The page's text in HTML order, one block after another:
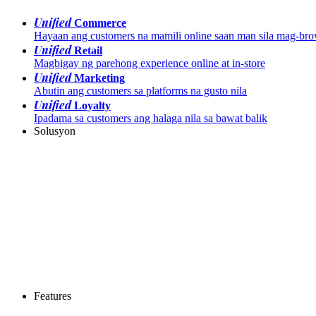
UnifiedCommerce
Hayaan ang customers na mamili online saan man sila mag-
UnifiedRetail
Magbigay ng parehong experience online at in-store
UnifiedMarketing
Abutin ang customers sa platforms na gusto nila
UnifiedLoyalty
Ipadama sa customers ang halaga nila sa bawat balik
Solusyon
Features